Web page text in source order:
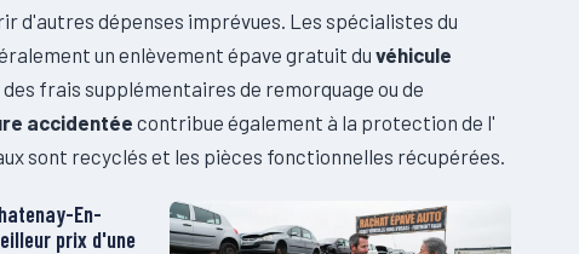
d'autres dépenses imprévues. Les spécialistes du
un enlèvement épave gratuit du véhicule
des frais supplémentaires de remorquage ou de
accidentéecontribue également à la protection de l'
sont recyclés et les pièces fonctionnelles récupérées.
En-
prix d'une